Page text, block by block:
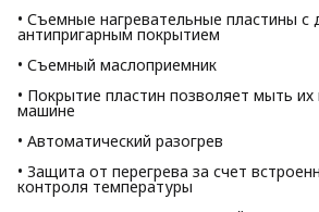
• Съемные нагревательные пластины с
антипригарным покрытием
• Съемный маслоприемник
• Покрытие пластин позволяет мыть
машине
• Автоматический разогрев
• Защита от перегрева за счет
контроля температуры